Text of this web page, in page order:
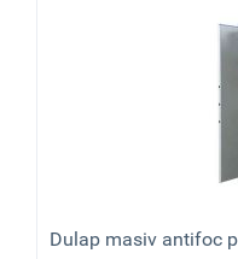
Dulap masiv antifoc